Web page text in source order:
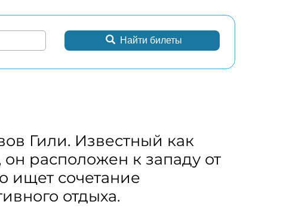
Найти билеты
Гили. Известный как
расположен к западу от
ищет сочетание
отдыха.